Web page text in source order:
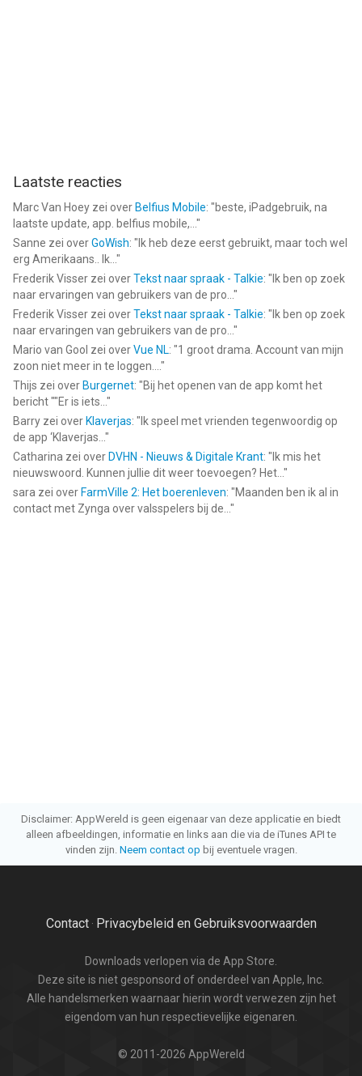
Laatste reacties
Marc Van Hoey zei over Belfius Mobile: "beste, iPadgebruik, na
laatste update, app. belfius mobile,... "
Sanne zei overGoWish: " Ik heb deze eerst gebruikt, maar toch wel
erg Amerikaans.. Ik... "
Frederik Visser zei overTekst naar spraak - Talkie: " Ik ben op zoek
naar ervaringen van gebruikers van de pro... "
Frederik Visser zei overTekst naar spraak - Talkie: " Ik ben op zoek
naar ervaringen van gebruikers van de pro... "
Mario van Gool zei overVue NL: "1 groot drama. Account van mijn
zoon niet meer in te loggen.... "
Thijs zei over Burgernet: "Bij het openen van de app komt het
bericht ""Er is iets... "
Barry zei over Klaverjas: " Ik speel met vrienden tegenwoordig op
de app ‘Klaverjas... "
Catharina zei over DVHN - Nieuws & Digitale Krant: " Ik mis het
nieuwswoord. Kunnen jullie dit weer toevoegen? Het... "
sara zei over FarmVille 2: Het boerenleven: "Maanden ben ik al in
contact met Zynga over valsspelers bij de... "
Disclaimer: AppWereld is geen eigenaar van deze applicatie en biedt
alleen afbeeldingen, informatie en links aan die via de iTunes API te
vinden zijn. Neem contact op bij eventuele vragen.
Contact· Privacybeleid en Gebruiksvoorwaarden
Downloads verlopen via de App Store.
Deze site is niet gesponsord of onderdeel van Apple, Inc.
Alle handelsmerken waarnaar hierin wordt verwezen zijn het
eigendom van hun respectievelijke eigenaren.
© 2011-2026 AppWereld